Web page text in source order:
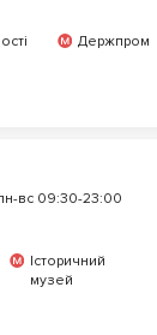
Держпром
вс 09:30-23:00
Історичний
музей